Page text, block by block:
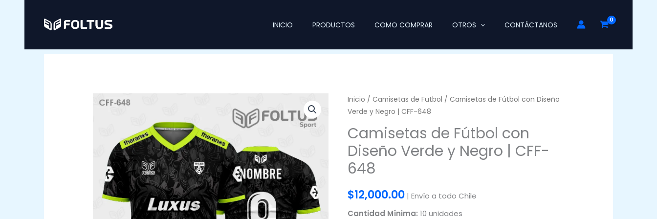
contenido
INICIO PRODUCTOS COMO COMPRAR OTROS CONTÁCTANOS
Inicio / Camisetas de Futbol / Camisetas de Fútbol con Diseño
Verde y Negro | CFF-648
Camisetas de Fútbol con
Diseño Verde y Negro | CFF-
648
$12,000.00 | Envío a todo Chile
Cantidad Mínima: 10 unidades